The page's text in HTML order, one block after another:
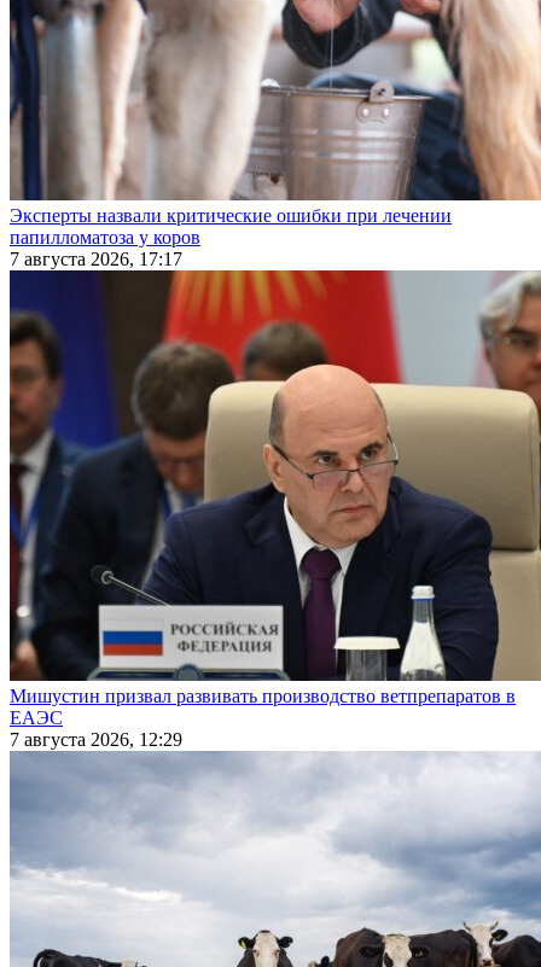
Эксперты назвали критические ошибки при лечении
папилломатоза у коров
7 августа 2026, 17:17
Мишустин призвал развивать производство ветпрепаратов в
ЕАЭС
7 августа 2026, 12:29